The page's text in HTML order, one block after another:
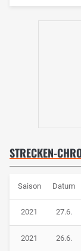
STRECKEN-
Saison Datum
2021 27.6.
2021 26.6.